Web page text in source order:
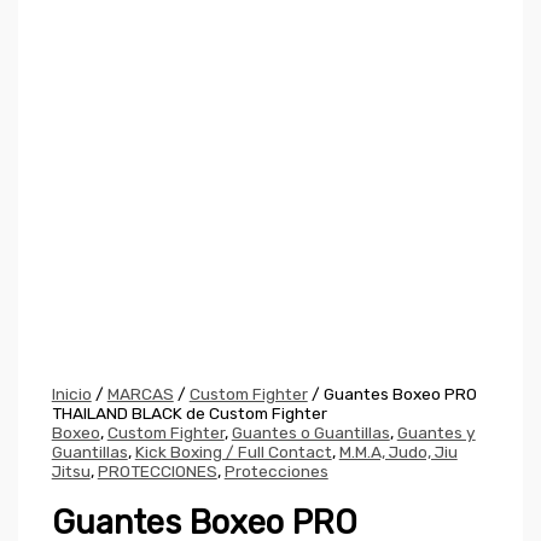
Inicio / MARCAS / Custom Fighter/ Guantes Boxeo PRO
THAILAND BLACK de Custom Fighter
Boxeo,Custom Fighter,Guantes o Guantillas,Guantes y
Guantillas,Kick Boxing / Full Contact,M.M.A, Judo, Jiu
Jitsu,PROTECCIONES,Protecciones
Guantes Boxeo PRO